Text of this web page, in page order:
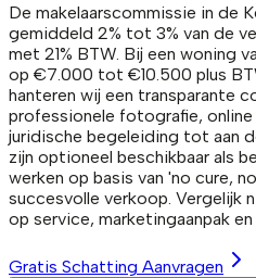
De makelaarscommissie in de
gemiddeld 2% tot 3% van de
met 21% BTW. Bij een woning
op €7.000 tot €10.500 plus
hanteren wij een transparante
professionele fotografie,
juridische begeleiding tot aan
zijn optioneel beschikbaar als
werken op basis van 'no cure,
succesvolle verkoop. Vergelijk
op service, marketingaanpak
Gratis Schatting Aanvragen